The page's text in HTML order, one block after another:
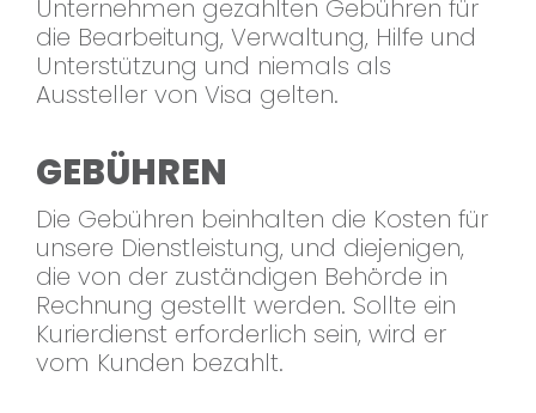
Unternehmen gezahlten Gebühren für
die Bearbeitung, Verwaltung, Hilfe und
Unterstützung und niemals als
Aussteller von Visa gelten.
GEBÜHREN
Die Gebühren beinhalten die Kosten für
unsere Dienstleistung, und diejenigen,
die von der zuständigen Behörde in
Rechnung gestellt werden. Sollte ein
Kurierdienst erforderlich sein, wird er
vom Kunden bezahlt.